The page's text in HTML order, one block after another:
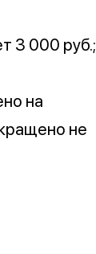
3 000 руб.;
на
не